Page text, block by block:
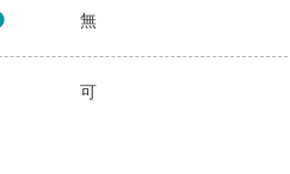
無
可